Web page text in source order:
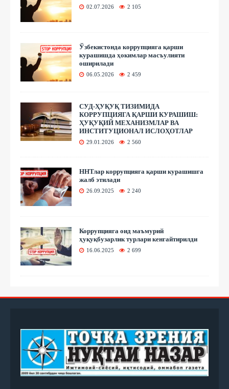
02.07.2026 2 105
Ўзбекистонда коррупцияга қарши
курашишда ҳокимлар масъулияти
оширилади
06.05.2026 2 459
СУД-ҲУҚУҚ ТИЗИМИДА
КОРРУПЦИЯГА ҚАРШИ КУРАШИШ:
ҲУҚУҚИЙ МЕХАНИЗМЛАР ВА
ИНСТИТУЦИОНАЛ ИСЛОҲОТЛАР
29.01.2026 2 560
ННТлар коррупцияга қарши курашишга
жалб этилади
26.09.2025 2 240
Коррупцияга оид маъмурий
ҳуқуқбузарлик турлари кенгайтирилди
16.06.2025 2 699